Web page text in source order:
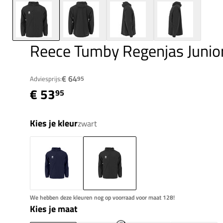
Reece Tumby Regenjas
Adviesprijs:€ 6495
€ 5395
Kies je kleurzwart
We hebben deze kleuren nog op voorraad voor maat 128!
Kies je maat